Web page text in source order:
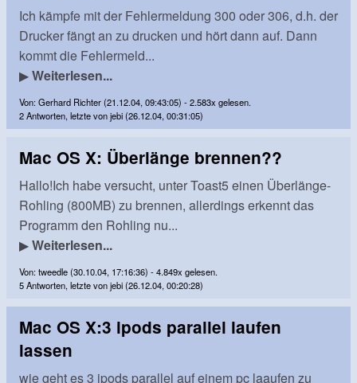
Ich kämpfe mit der Fehlermeldung 300 oder 306, d.h. der
Drucker fängt an zu drucken und hört dann auf. Dann
kommt die Fehlermeld...
▶Weiterlesen...
Von: Gerhard Richter (21.12.04, 09:43:05) - 2.583x gelesen.
2 Antworten, letzte von jebi (26.12.04, 00:31:05)
Mac OS X: Überlänge brennen??
Hallo!Ich habe versucht, unter Toast5 einen Überlänge-
Rohling (800MB) zu brennen, allerdings erkennt das
Programm den Rohling nu...
▶Weiterlesen...
Von: tweedle (30.10.04, 17:16:36) - 4.849x gelesen.
5 Antworten, letzte von jebi (26.12.04, 00:20:28)
Mac OS X:3 ipods parallel laufen
lassen
wie geht es 3 ipods parallel auf einem pc laaufen zu